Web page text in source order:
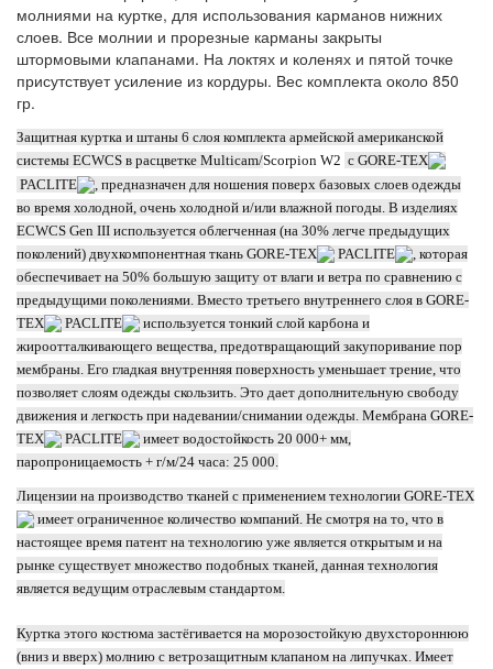
молниями на куртке, для использования карманов нижних
слоев. Все молнии и прорезные карманы закрыты
штормовыми клапанами. На локтях и коленях и пятой точке
присутствует усиление из кордуры. Вес комплекта около 850
гр.
Защитная куртка и штаны 6 слоя комплекта армейской американской
системы ECWCS в расцветке Multicam/Scorpion W2 с GORE-TEX
PACLITE
, предназначен для ношения поверх базовых слоев одежды
во время холодной, очень холодной и/или влажной погоды. В изделиях
ECWCS Gen III используется облегченная (на 30% легче предыдущих
поколений) двухкомпонентная ткань GORE-TEX
PACLITE
, которая
обеспечивает на 50% большую защиту от влаги и ветра по сравнению с
предыдущими поколениями. Вместо третьего внутреннего слоя в GORE-
TEX
PACLITE
используется тонкий слой карбона и
жироотталкивающего вещества, предотвращающий закупоривание пор
мембраны. Его гладкая внутренняя поверхность уменьшает трение, что
позволяет слоям одежды скользить. Это дает дополнительную свободу
движения и легкость при надевании/снимании одежды. Мембрана GORE-
TEX
PACLITE
имеет водостойкость 20 000+ мм,
паропроницаемость + г/м/24 часа: 25 000.
Лицензии на производство тканей с применением технологии GORE-TEX
имеет ограниченное количество компаний. Не смотря на то, что в
настоящее время патент на технологию уже является открытым и на
рынке существует множество подобных тканей, данная технология
является ведущим отраслевым стандартом.
Куртка этого костюма застёгивается на морозостойкую двухстороннюю
(вниз и вверх) молнию с ветрозащитным клапаном на липучках. Имеет